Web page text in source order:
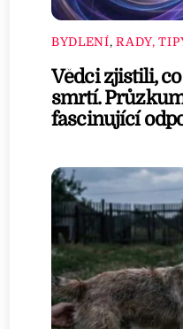
BYDLENÍ,RADY,
Vědci zjistili,
smrtí.
fascinující